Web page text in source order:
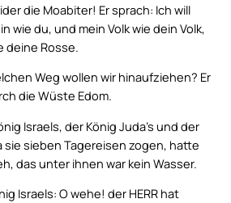
die Moabiter! Er sprach: Ich will
wie du, und mein Volk wie dein Volk,
deine Rosse.
Weg wollen wir hinaufziehen? Er
die Wüste Edom.
Israels, der König Juda’s und der
sie sieben Tagereisen zogen, hatte
das unter ihnen war kein Wasser.
Israels: O wehe! der HERR hat